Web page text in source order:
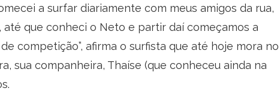
a surfar diariamente com meus amigos da rua,
que conheci o Neto e partir daí começamos a
competição”, afirma o surfista que até hoje mora no
sua companheira, Thaíse (que conheceu ainda na